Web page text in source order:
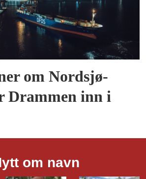
om Nordsjø-
Drammen inn i
om navn